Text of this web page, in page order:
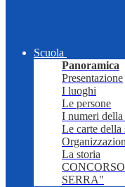
Scuola
Panoramica
Presentazione
I luoghi
Le persone
I numeri della
Le carte della
La storia
SERRA"